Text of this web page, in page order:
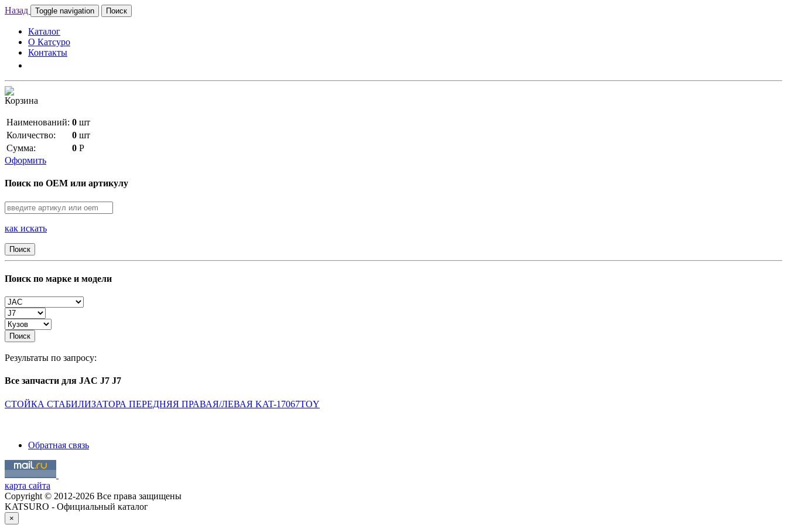
Назад Toggle navigation Поиск
Каталог
О Катсуро
Контакты
Корзина
Наименований: 0 шт
Количество:
0 шт
Сумма:
0 Р
Оформить
Поиск по OEM или артикулу
как искать
Поиск
Поиск по марке и модели
Поиск
Результаты по запросу:
Все запчасти для JAC J7 J7
СТОЙКА СТАБИЛИЗАТОРА ПЕРЕДНЯЯ ПРАВАЯ/ЛЕВАЯ KAT-17067TOY
Обратная связь
карта сайта
Copyright © 2012-2026 Все права защищены
KATSURO - Официальный каталог
×